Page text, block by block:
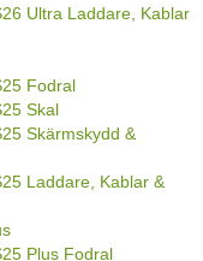
Ultra Laddare, Kablar
Fodral
Skal
Skärmskydd &
Laddare, Kablar &
Plus Fodral